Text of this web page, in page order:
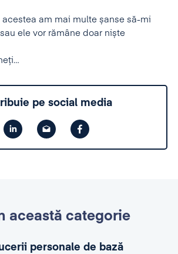
am mai multe șanse să-mi
ele vor rămâne doar niște
pe social media
această categorie
personale de bază